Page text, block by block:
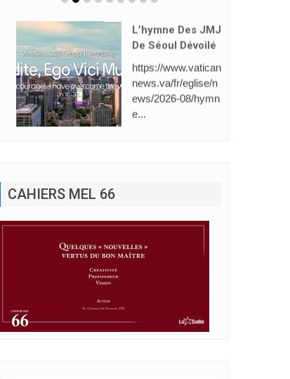
L’hymne Des JMJ
De Séoul Dévoilé
https://www.vatican
news.va/fr/eglise/n
ews/2026-08/hymn
e...
CAHIERS MEL 66